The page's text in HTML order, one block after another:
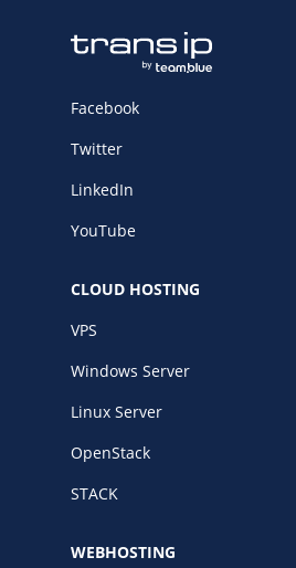
Facebook
Twitter
LinkedIn
YouTube
CLOUD HOSTING
VPS
Windows Server
Linux Server
OpenStack
STACK
WEBHOSTING